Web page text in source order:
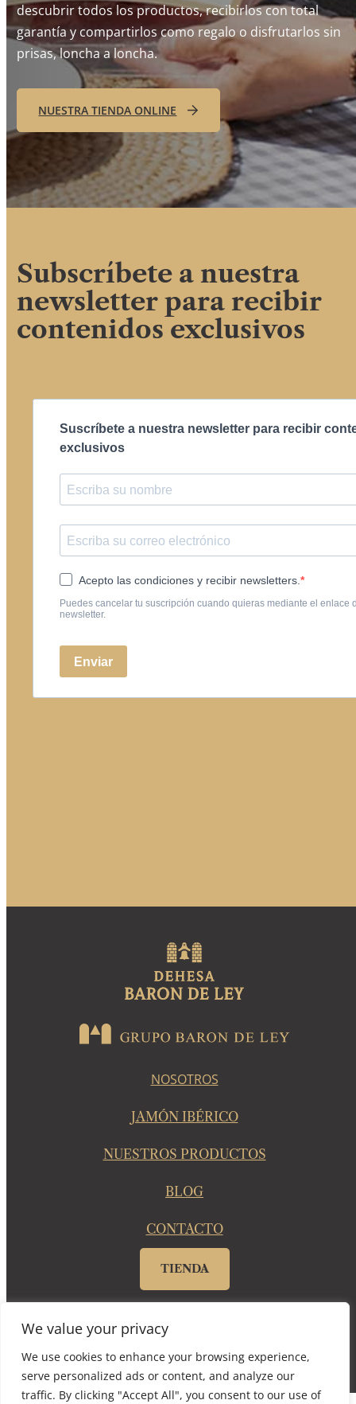
We value your privacy
We use cookies to enhance your browsing experience,
serve personalized ads or content, and analyze our
traffic. By clicking "Accept All", you consent to our use of
descubrir todos los productos, recibirlos con total
garantía y compartirlos como regalo o disfrutarlos sin
prisas, loncha a loncha.
NUESTRA TIENDA ONLINE
Subscríbete a nuestra
newsletter para recibir
contenidos exclusivos
NOSOTROS
JAMÓN IBÉRICO
NUESTROS PRODUCTOS
BLOG
CONTACTO
TIENDA
© 2025 Dehesa Barón De Ley |